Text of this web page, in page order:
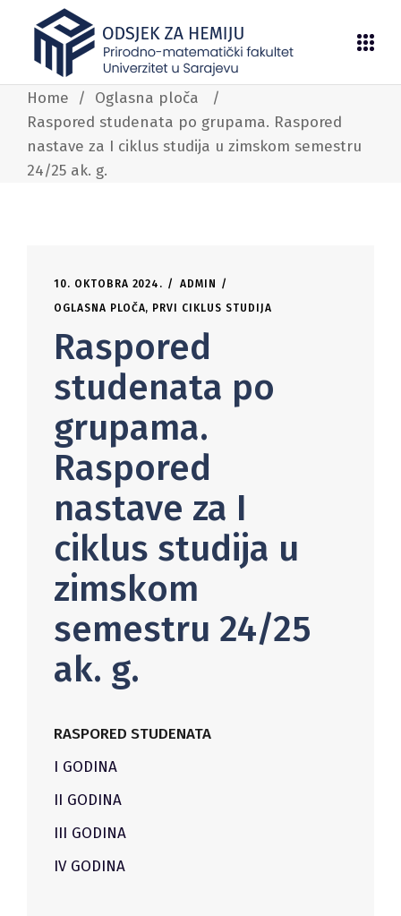
Home / Oglasna ploča
/
Raspored studenata po grupama. Raspored
nastave za I ciklus studija u zimskom semestru
24/25 ak. g.
10. OKTOBRA 2024.
ADMIN
OGLASNA PLOČA, PRVI CIKLUS STUDIJA
Raspored
studenata po
grupama.
Raspored
nastave za I
ciklus studija u
zimskom
semestru 24/25
ak. g.
RASPORED STUDENATA
I GODINA
II GODINA
III GODINA
IV GODINA